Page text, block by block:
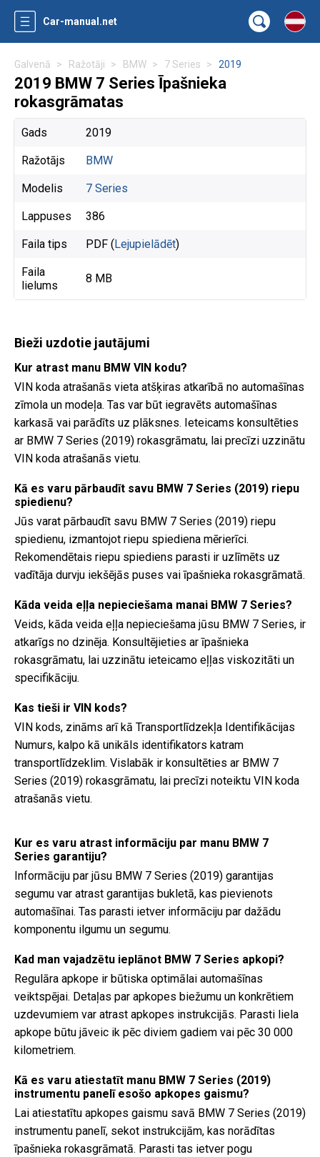
Car-manual.net
Galvenā Ražotāji BMW 7 Series 2019
2019 BMW 7 Series Īpašnieka
rokasgrāmatas
Gads 2019
Ražotājs BMW
Modelis 7 Series
Lappuses 386
Faila tips PDF (Lejupielādēt)
Faila
lielums
8 MB
Bieži uzdotie jautājumi
Kur atrast manu BMW VIN kodu?
VIN koda atrašanās vieta atšķiras atkarībā no automašīnas
zīmola un modeļa. Tas var būt iegravēts automašīnas
karkasā vai parādīts uz plāksnes. Ieteicams konsultēties
ar BMW 7 Series (2019) rokasgrāmatu, lai precīzi uzzinātu
VIN koda atrašanās vietu.
Kā es varu pārbaudīt savu BMW 7 Series (2019) riepu
spiedienu?
Jūs varat pārbaudīt savu BMW 7 Series (2019) riepu
spiedienu, izmantojot riepu spiediena mērierīci.
Rekomendētais riepu spiediens parasti ir uzlīmēts uz
vadītāja durvju iekšējās puses vai īpašnieka rokasgrāmatā.
Kāda veida eļļa nepieciešama manai BMW 7 Series?
Veids, kāda veida eļļa nepieciešama jūsu BMW 7 Series, ir
atkarīgs no dzinēja. Konsultējieties ar īpašnieka
rokasgrāmatu, lai uzzinātu ieteicamo eļļas viskozitāti un
specifikāciju.
Kas tieši ir VIN kods?
VIN kods, zināms arī kā Transportlīdzekļa Identifikācijas
Numurs, kalpo kā unikāls identifikators katram
transportlīdzeklim. Vislabāk ir konsultēties ar BMW 7
Series (2019) rokasgrāmatu, lai precīzi noteiktu VIN koda
atrašanās vietu.
Kur es varu atrast informāciju par manu BMW 7
Series garantiju?
Informāciju par jūsu BMW 7 Series (2019) garantijas
segumu var atrast garantijas bukletā, kas pievienots
automašīnai. Tas parasti ietver informāciju par dažādu
komponentu ilgumu un segumu.
Kad man vajadzētu ieplānot BMW 7 Series apkopi?
Regulāra apkope ir būtiska optimālai automašīnas
veiktspējai. Detaļas par apkopes biežumu un konkrētiem
uzdevumiem var atrast apkopes instrukcijās. Parasti liela
apkope būtu jāveic ik pēc diviem gadiem vai pēc 30 000
kilometriem.
Kā es varu atiestatīt manu BMW 7 Series (2019)
instrumentu panelī esošo apkopes gaismu?
Lai atiestatītu apkopes gaismu savā BMW 7 Series (2019)
instrumentu panelī, sekot instrukcijām, kas norādītas
īpašnieka rokasgrāmatā. Parasti tas ietver pogu